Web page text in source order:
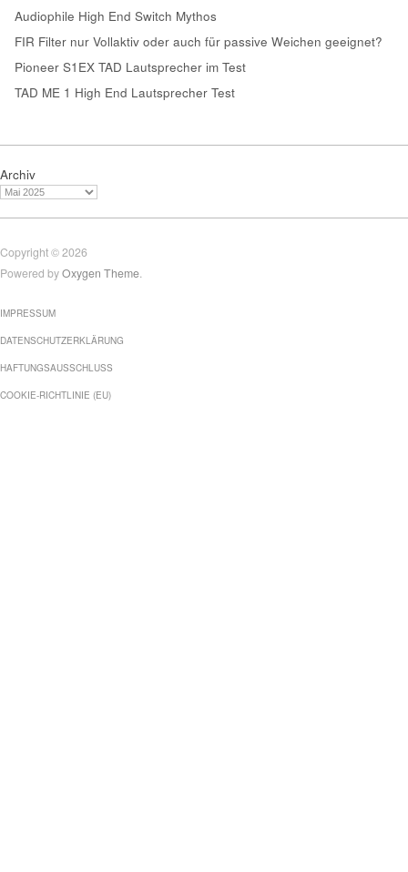
Audiophile High End Switch Mythos
FIR Filter nur Vollaktiv oder auch für passive Weichen geeignet?
Pioneer S1EX TAD Lautsprecher im Test
TAD ME 1 High End Lautsprecher Test
Archiv
Copyright © 2026
Powered byOxygen Theme.
IMPRESSUM
DATENSCHUTZERKLÄRUNG
HAFTUNGSAUSSCHLUSS
COOKIE-RICHTLINIE (EU)